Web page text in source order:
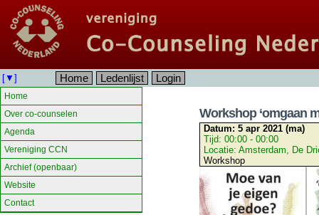
[▼] Home Ledenlijst Login
Workshop ‘omgaan
Datum: 5 apr 2021 (ma)
Tijd: 00:00 - 00:00
Locatie: Amsterdam, De
Workshop
Home
Over co-counselen
Agenda
Vereniging CCN
Archief (openbaar)
Website
Contact